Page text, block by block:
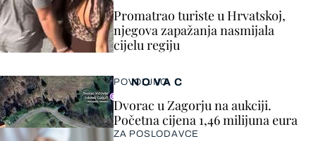
Promatrao turiste u Hrvatskoj,
njegova zapažanja nasmijala
cijelu regiju
NOVAC
POVOLJNO
Dvorac u Zagorju na aukciji.
Početna cijena 1,46 milijuna eura
ZA POSLODAVCE